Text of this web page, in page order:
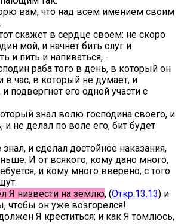
вам, что над всем имением своим
скажет в сердце своем: не скоро
мой, и начнет бить слуг и
и пить и напиваться, -
раба того в день, в который он
в час, в который не думает, и
и подвергнет его одной участи с
знал волю господина своего, и
и не делал по воле его, бит будет
и сделал достойное наказания,
И от всякого, кому дано много,
и кому много вверено, с того
Я низвести на землю, (Откр.13.13) и
чтобы он уже возгорелся!
Я креститься; и как Я томлюсь,